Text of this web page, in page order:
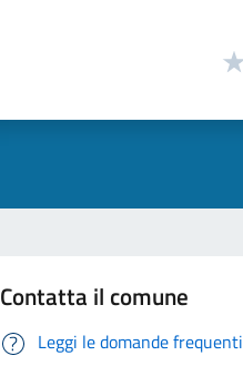
Contatta il comune
Leggi le domande frequenti